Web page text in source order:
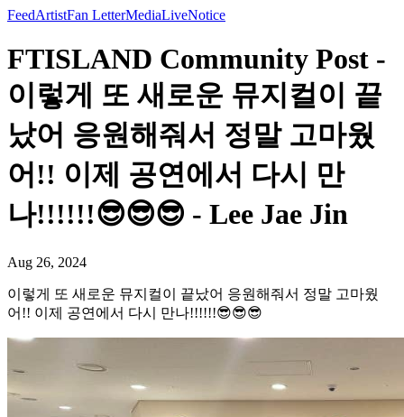
FeedArtistFan LetterMediaLiveNotice
FTISLAND Community Post -
이렇게 또 새로운 뮤지컬이 끝
났어 응원해줘서 정말 고마웠
어!! 이제 공연에서 다시 만
나!!!!!!😎😎😎 - Lee Jae Jin
Aug 26, 2024
이렇게 또 새로운 뮤지컬이 끝났어 응원해줘서 정말 고마웠
어!! 이제 공연에서 다시 만나!!!!!!😎😎😎